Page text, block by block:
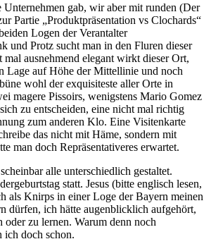
Unternehmen gab, wir aber mit runden (Der
Partie „Produktpräsentation vs Clochards“
Logen der Verantalter
und Protz sucht man in den Fluren dieser
mal ausnehmend elegant wirkt dieser Ort,
Lage auf Höhe der Mittellinie und noch
wohl der exquisiteste aller Orte in
magere Pissoirs, wenigstens Mario Gomez
zu entscheiden, eine nicht mal richtig
zum anderen Klo. Eine Visitenkarte
das nicht mit Häme, sondern mit
man doch Repräsentativeres erwartet.
alle unterschiedlich gestaltet.
statt. Jesus (bitte englisch lesen,
als Knirps in einer Loge der Bayern meinen
dürfen, ich hätte augenblicklich aufgehört,
oder zu lernen. Warum denn noch
ich doch schon.